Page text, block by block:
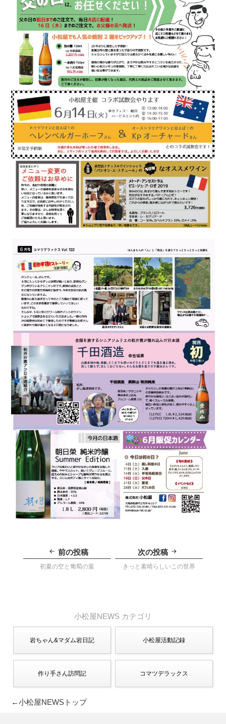
前の投稿
初夏の空と葡萄の葉
次の投稿
きっと素晴らしいこの世界
小松屋NEWS カテゴリ
岩ちゃん&マダム岩日記 小松屋活動記録
作り手さん訪問記 コマツデラックス
←小松屋NEWSトップ